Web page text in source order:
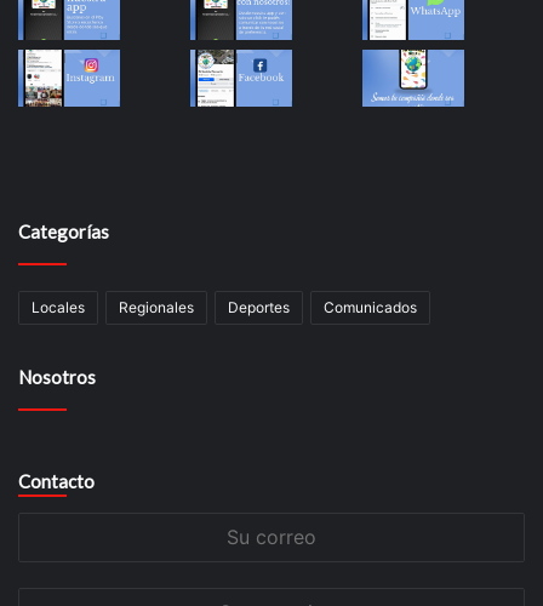
Categorías
Locales Regionales Deportes Comunicados
Nosotros
Contacto